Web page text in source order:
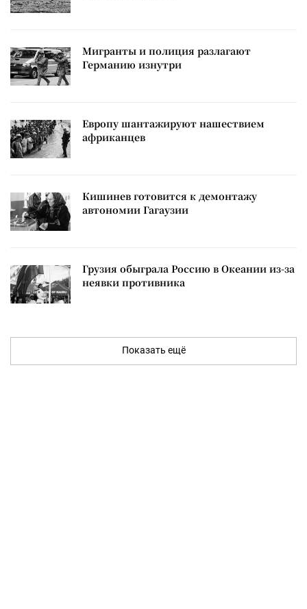
Мигранты и полиция разлагают
Германию изнутри
Европу шантажируют нашествием
африканцев
Кишинев готовится к демонтажу
автономии Гагаузии
Грузия обыграла Россию в Океании из-за
неявки противника
Показать ещё